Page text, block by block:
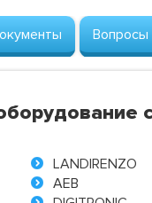
Вопросы
LANDIRENZO
AEB